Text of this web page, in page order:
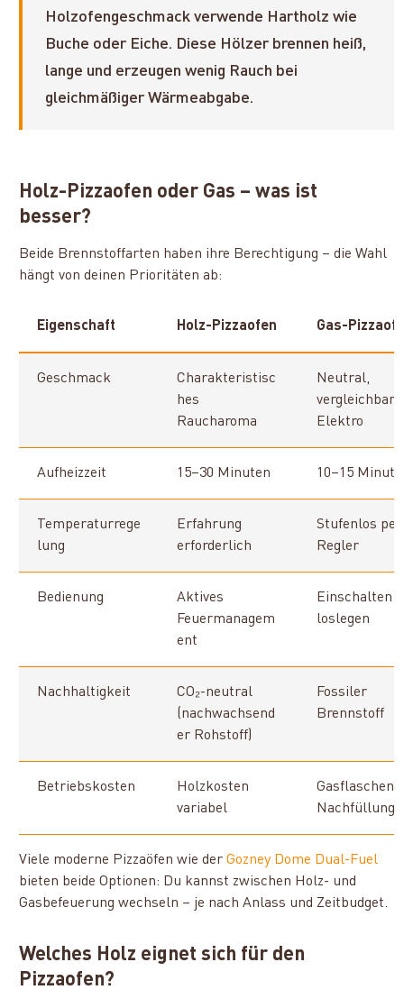
Holzofengeschmack verwende Hartholz wie
Buche oder Eiche. Diese Hölzer brennen heiß,
lange und erzeugen wenig Rauch bei
gleichmäßiger Wärmeabgabe.
Holz-Pizzaofen oder Gas – was ist
besser?
Beide Brennstoffarten haben ihre Berechtigung – die Wahl
hängt von deinen Prioritäten ab:
Eigenschaft Holz-Pizzaofen Gas-
Geschmack
Charakteristisc
hes
Raucharoma
Neutral,
vergleichbar
Elektro
Aufheizzeit 15–30 Minuten 10–15
Temperaturrege
lung
Erfahrung
erforderlich
Stufenlos per
Regler
Bedienung
Aktives
Feuermanagem
ent
Einschalten
loslegen
Nachhaltigkeit
CO₂-neutral
(nachwachsend
er Rohstoff)
Fossiler
Brennstoff
Betriebskosten
Holzkosten
variabel
Gasflaschen-
Nachfüllung
Viele moderne Pizzaöfen wie derGozney Dome Dual-Fuel
bieten beide Optionen: Du kannst zwischen Holz- und
Gasbefeuerung wechseln – je nach Anlass und Zeitbudget.
Welches Holz eignet sich für den
Pizzaofen?